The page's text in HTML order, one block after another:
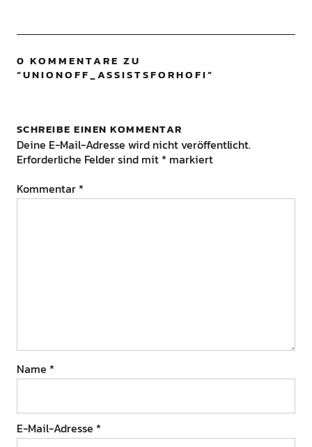
0 KOMMENTARE ZU
“UNIONOFF_ASSISTSFORHOFI”
SCHREIBE EINEN KOMMENTAR
Deine E-Mail-Adresse wird nicht veröffentlicht.
Erforderliche Felder sind mit * markiert
Kommentar *
Name *
E-Mail-Adresse *